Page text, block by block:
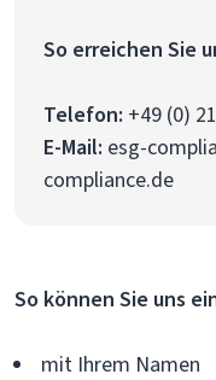
So erreichen Sie
Telefon: +49 (0)
E-Mail: esg-
compliance.de
So können Sie uns
mit Ihrem Namen